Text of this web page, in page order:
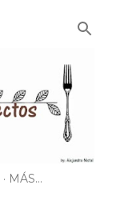
MÁS…